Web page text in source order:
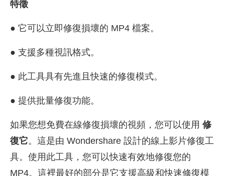
特徵
● 它可以立即修復損壞的 MP4 檔案。
● 支援多種視訊格式。
● 此工具具有先進且快速的修復模式。
● 提供批量修復功能。
如果您想免費在線修復損壞的視頻，您可以使用 修
復它。這是由 Wondershare 設計的線上影片修復工
具。使用此工具，您可以快速有效地修復您的
MP4。這裡最好的部分是它支援高級和快速修復模